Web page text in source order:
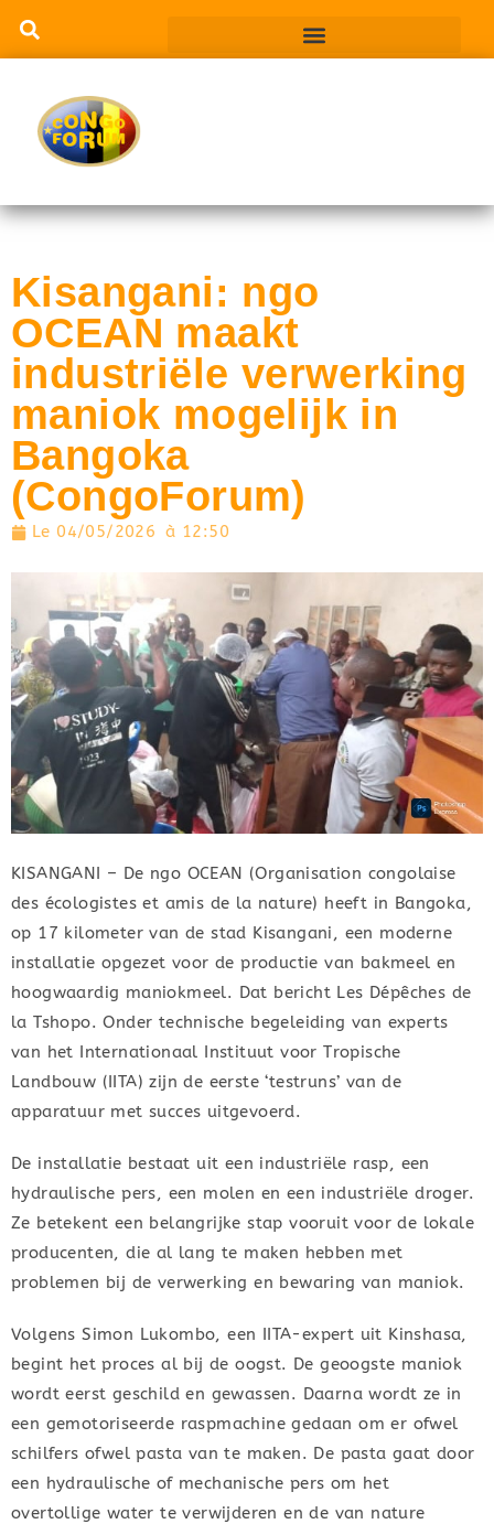
Kisangani: ngo
OCEAN maakt
industriële verwerking
maniok mogelijk in
Bangoka
(CongoForum)
Le 04/05/2026 à 12:50
KISANGANI – De ngo OCEAN (Organisation congolaise
des écologistes et amis de la nature) heeft in Bangoka,
op 17 kilometer van de stad Kisangani, een moderne
installatie opgezet voor de productie van bakmeel en
hoogwaardig maniokmeel. Dat bericht Les Dépêches de
la Tshopo. Onder technische begeleiding van experts
van het Internationaal Instituut voor Tropische
Landbouw (IITA) zijn de eerste ‘testruns’ van de
apparatuur met succes uitgevoerd.
De installatie bestaat uit een industriële rasp, een
hydraulische pers, een molen en een industriële droger.
Ze betekent een belangrijke stap vooruit voor de lokale
producenten, die al lang te maken hebben met
problemen bij de verwerking en bewaring van maniok.
Volgens Simon Lukombo, een IITA-expert uit Kinshasa,
begint het proces al bij de oogst. De geoogste maniok
wordt eerst geschild en gewassen. Daarna wordt ze in
een gemotoriseerde raspmachine gedaan om er ofwel
schilfers ofwel pasta van te maken. De pasta gaat door
een hydraulische of mechanische pers om het
overtollige water te verwijderen en de van nature